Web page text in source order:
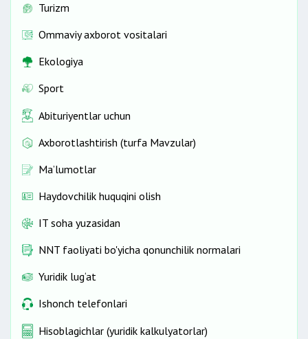
Turizm
Ommaviy axborot vositalari
Ekologiya
Sport
Abituriyentlar uchun
Axborotlashtirish (turfa Mavzular)
Ma’lumotlar
Haydovchilik huquqini olish
IT soha yuzasidan
NNT faoliyati bo'yicha qonunchilik normalari
Yuridik lug‘at
Ishonch telefonlari
Hisoblagichlar (yuridik kalkulyatorlar)